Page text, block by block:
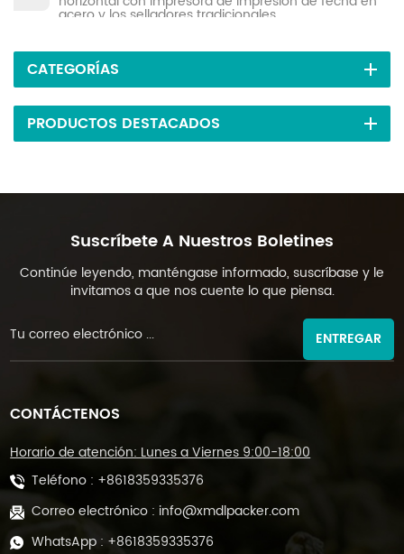
acero y los selladores tradicionales
CATEGORÍAS
PRODUCTOS DESTACADOS
Suscríbete A Nuestros Boletines
Continúe leyendo, manténgase informado, suscríbase y le
invitamos a que nos cuente lo que piensa.
ENTREGAR
CONTÁCTENOS
Horario de atención: Lunes a Viernes 9:00-18:00
Teléfono : +8618359335376
Correo electrónico : info@xmdlpacker.com
WhatsApp : +8618359335376